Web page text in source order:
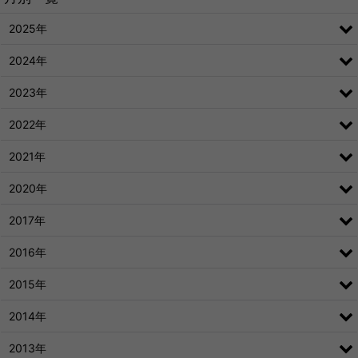
2025年
2024年
2023年
2022年
2021年
2020年
2017年
2016年
2015年
2014年
2013年